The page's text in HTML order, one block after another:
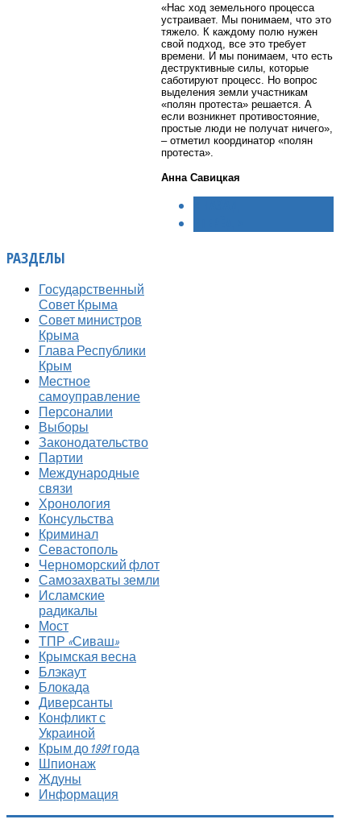
«Нас ход земельного процесса
устраивает. Мы понимаем, что это
тяжело. К каждому полю нужен
свой подход, все это требует
времени. И мы понимаем, что есть
деструктивные силы, которые
саботируют процесс. Но вопрос
выделения земли участникам
«полян протеста» решается. А
если возникнет противостояние,
простые люди не получат ничего»,
– отметил координатор «полян
протеста».
Анна Савицкая
РАЗДЕЛЫ
Государственный
Совет Крыма
Совет министров
Крыма
Глава Республики
Крым
Местное
самоуправление
Персоналии
Выборы
Законодательство
Партии
Международные
связи
Хронология
Консульства
Криминал
Севастополь
Черноморский флот
Самозахваты земли
Исламские
радикалы
Мост
ТПР «Сиваш»
Крымская весна
Блэкаут
Блокада
Диверсанты
Конфликт с
Украиной
Крым до 1991 года
Шпионаж
Ждуны
Информация